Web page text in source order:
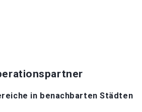
in benachbarten Städten